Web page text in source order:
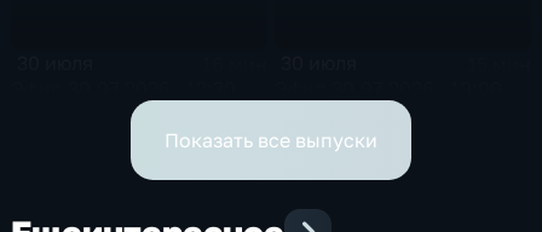
Показать все выпуски